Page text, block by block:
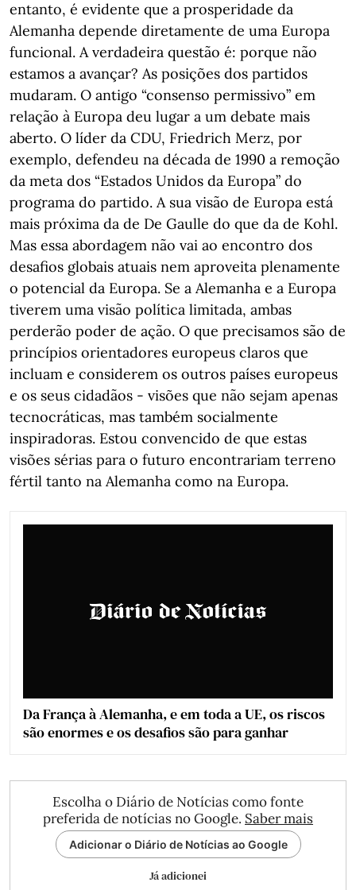
entanto, é evidente que a prosperidade da
Alemanha depende diretamente de uma Europa
funcional. A verdadeira questão é: porque não
estamos a avançar? As posições dos partidos
mudaram. O antigo “consenso permissivo” em
relação à Europa deu lugar a um debate mais
aberto. O líder da CDU, Friedrich Merz, por
exemplo, defendeu na década de 1990 a remoção
da meta dos “Estados Unidos da Europa” do
programa do partido. A sua visão de Europa está
mais próxima da de De Gaulle do que da de Kohl.
Mas essa abordagem não vai ao encontro dos
desafios globais atuais nem aproveita plenamente
o potencial da Europa. Se a Alemanha e a Europa
tiverem uma visão política limitada, ambas
perderão poder de ação. O que precisamos são de
princípios orientadores europeus claros que
incluam e considerem os outros países europeus
e os seus cidadãos - visões que não sejam apenas
tecnocráticas, mas também socialmente
inspiradoras. Estou convencido de que estas
visões sérias para o futuro encontrariam terreno
fértil tanto na Alemanha como na Europa.
Da França à Alemanha, e em toda a UE, os riscos
são enormes e os desafios são para ganhar
Escolha o Diário de Notícias como fonte
preferida de notícias no Google. Saber mais
Adicionar o Diário de Notícias ao Google
Já adicionei